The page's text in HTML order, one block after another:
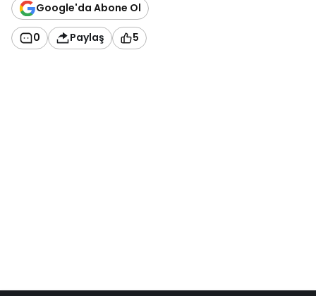
Google'da Abone Ol
0 Paylaş 5